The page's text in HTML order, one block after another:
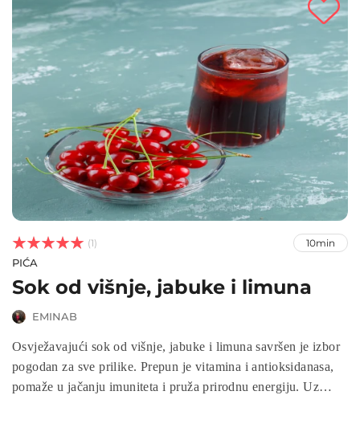


 (1) 10min
PIĆA
Sok od višnje, jabuke i limuna
EMINAB
Osvježavajući sok od višnje, jabuke i limuna savršen je izbor
pogodan za sve prilike. Prepun je vitamina i antioksidanasa,
pomaže u jačanju imuniteta i pruža prirodnu energiju. Uz